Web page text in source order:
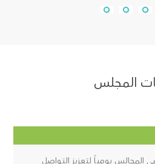
المجلس
يومياً لتعزيز التواصل